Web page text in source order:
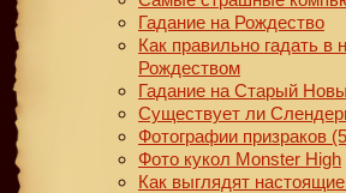
Гадание на Рождество
Как правильно гадать в
Рождеством
Гадание на Старый
Существует ли
Фотографии призраков
Фото кукол Monster High
Как выглядят